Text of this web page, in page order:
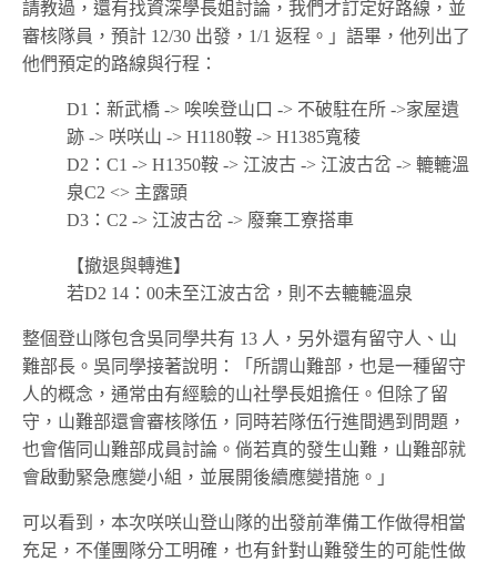
請教過，還有找資深學長姐討論，我們才訂定好路線，並
審核隊員，預計 12/30 出發，1/1 返程。」語畢，他列出了
他們預定的路線與行程：
D1：新武橋 -> 唉唉登山口 -> 不破駐在所 ->家屋遺
跡 -> 咲咲山 -> H1180鞍 -> H1385寬稜
D2：C1 -> H1350鞍 -> 江波古 -> 江波古岔 -> 轆轆溫
泉C2 <> 主露頭
D3：C2 -> 江波古岔 -> 廢棄工寮搭車
【撤退與轉進】
若D2 14：00未至江波古岔，則不去轆轆溫泉
整個登山隊包含吳同學共有 13 人，另外還有留守人、山
難部長。吳同學接著說明：「所謂山難部，也是一種留守
人的概念，通常由有經驗的山社學長姐擔任。但除了留
守，山難部還會審核隊伍，同時若隊伍行進間遇到問題，
也會偕同山難部成員討論。倘若真的發生山難，山難部就
會啟動緊急應變小組，並展開後續應變措施。」
可以看到，本次咲咲山登山隊的出發前準備工作做得相當
充足，不僅團隊分工明確，也有針對山難發生的可能性做